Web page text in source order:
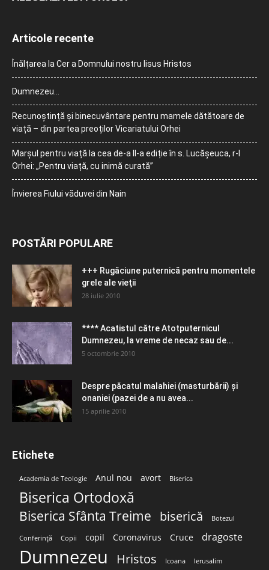
Articole recente
Înălțarea la Cer a Domnului nostru Iisus Hristos
Dumnezeu…
Recunoștință și binecuvântare pentru mamele dătătoare de
viață – din partea preoților Vicariatului Orhei
Marșul pentru viață la cea de-a II-a ediție în s. Lucășeuca, r-l
Orhei: „Pentru viață, cu inimă curată”
Învierea Fiului văduvei din Nain
POSTĂRI POPULARE
+++ Rugăciune puternică pentru momentele
grele ale vieţii
28 iulie 2010
**** Acatistul către Atotputernicul
Dumnezeu, la vreme de necaz sau de...
5 octombrie 2010
Despre păcatul malahiei (masturbării) şi
onaniei (pazei de a nu avea...
15 aprilie 2010
Etichete
Academia de Teologie Anul nou avort Biserica
Biserica Ortodoxă
Biserica Sfânta Treime biserică Botezul
Conferință Copii copil Coronavirus Cruce dragoste
Dumnezeu Hristos Icoana Ierusalim